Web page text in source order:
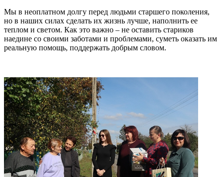
Мы в неоплатном долгу перед людьми старшего поколения,
но в наших силах сделать их жизнь лучше, наполнить ее
теплом и светом. Как это важно – не оставить стариков
наедине со своими заботами и проблемами, суметь оказать им
реальную помощь, поддержать добрым словом.